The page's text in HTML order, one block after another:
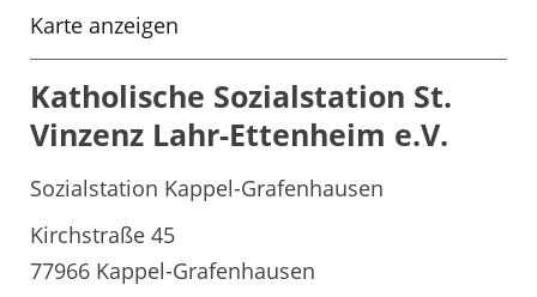
Karte anzeigen
Katholische Sozialstation St.
Vinzenz Lahr-Ettenheim e.V.
Sozialstation Kappel-Grafenhausen
Kirchstraße 45
77966 Kappel-Grafenhausen